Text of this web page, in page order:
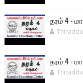
தரம் 4 -
Thiraddu
தரம் 4 -
Thiraddu